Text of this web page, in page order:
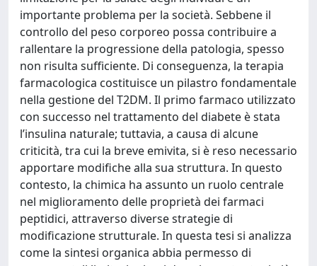
importante problema per la società. Sebbene il
controllo del peso corporeo possa contribuire a
rallentare la progressione della patologia, spesso
non risulta sufficiente. Di conseguenza, la terapia
farmacologica costituisce un pilastro fondamentale
nella gestione del T2DM. Il primo farmaco utilizzato
con successo nel trattamento del diabete è stata
l’insulina naturale; tuttavia, a causa di alcune
criticità, tra cui la breve emivita, si è reso necessario
apportare modifiche alla sua struttura. In questo
contesto, la chimica ha assunto un ruolo centrale
nel miglioramento delle proprietà dei farmaci
peptidici, attraverso diverse strategie di
modificazione strutturale. In questa tesi si analizza
come la sintesi organica abbia permesso di